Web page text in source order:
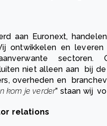
aan Euronext,
ontwikkelen en
sectoren.
niet alleen aan bij
overheden en
kom je verder” staan wij
relations